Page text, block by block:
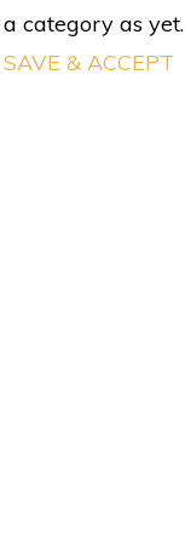
cărți
a category as yet.
SAVE & ACCEPT